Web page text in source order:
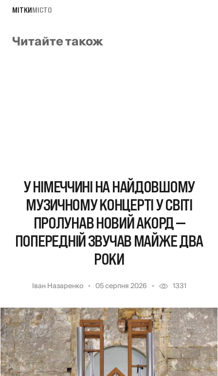
МІТКИМІСТО
Читайте також
У НІМЕЧЧИНІ НА НАЙДОВШОМУ
МУЗИЧНОМУ КОНЦЕРТІ У СВІТІ
ПРОЛУНАВ НОВИЙ АКОРД —
ПОПЕРЕДНІЙ ЗВУЧАВ МАЙЖЕ ДВА
РОКИ
Іван Назаренко 05 серпня 2026 1331